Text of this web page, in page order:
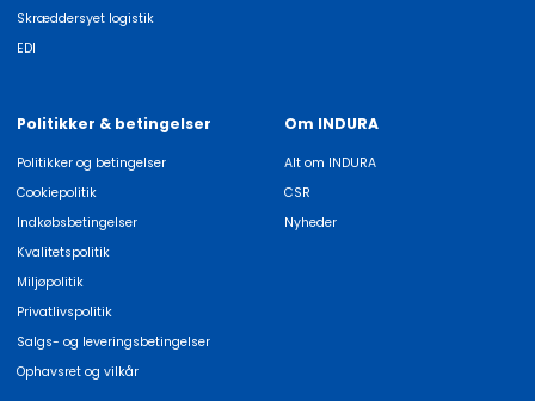
Skræddersyet logistik
EDI
Politikker & betingelser
Politikker og betingelser
Cookiepolitik
Indkøbsbetingelser
Kvalitetspolitik
Miljøpolitik
Privatlivspolitik
Salgs- og leveringsbetingelser
Ophavsret og vilkår
Om INDURA
Alt om INDURA
CSR
Nyheder